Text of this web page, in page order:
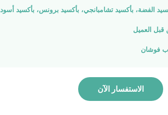
الفضة، بأكسيد تشامبانجي، بأكسيد برونس، بأكسيد أسود
قبل العميل
فوشان
الاستفسار الآن